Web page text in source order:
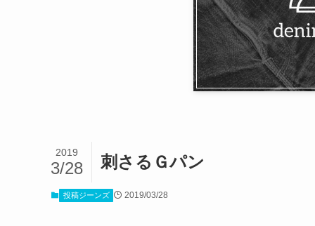
刺さるＧパン
2019
3/28
投稿ジーンズ 2019/03/28